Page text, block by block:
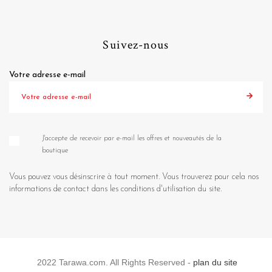
Suivez-nous
Votre adresse e-mail
J'accepte de recevoir par e-mail les offres et nouveautés de la
boutique
Vous pouvez vous désinscrire à tout moment. Vous trouverez pour cela nos
informations de contact dans les conditions d'utilisation du site.
2022 Tarawa.com. All Rights Reserved - plan du site